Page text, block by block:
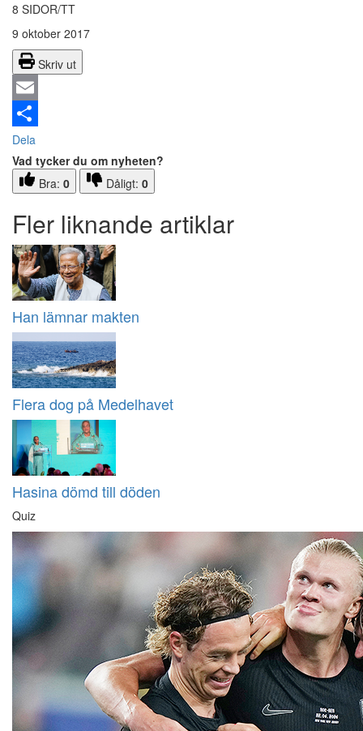
8 SIDOR/TT
9 oktober 2017
Skriv ut
Email
Dela
Vad tycker du om nyheten?
Bra: 0 Dåligt: 0
Fler liknande artiklar
Han lämnar makten
Flera dog på Medelhavet
Hasina dömd till döden
Quiz